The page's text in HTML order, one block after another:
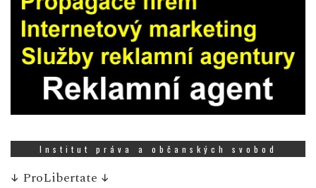
Institut práva a občanských svobod
↓ ProLibertate ↓